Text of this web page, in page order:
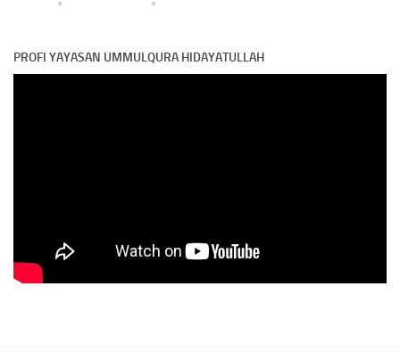
PROFI YAYASAN UMMULQURA HIDAYATULLAH